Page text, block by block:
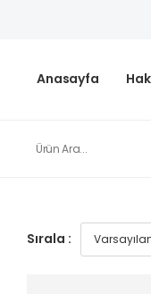
Anasayfa
Sırala :